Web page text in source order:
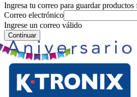
Ingresa tu correo para guardar productos
Correo electrónico
Ingrese un correo válido
Continuar